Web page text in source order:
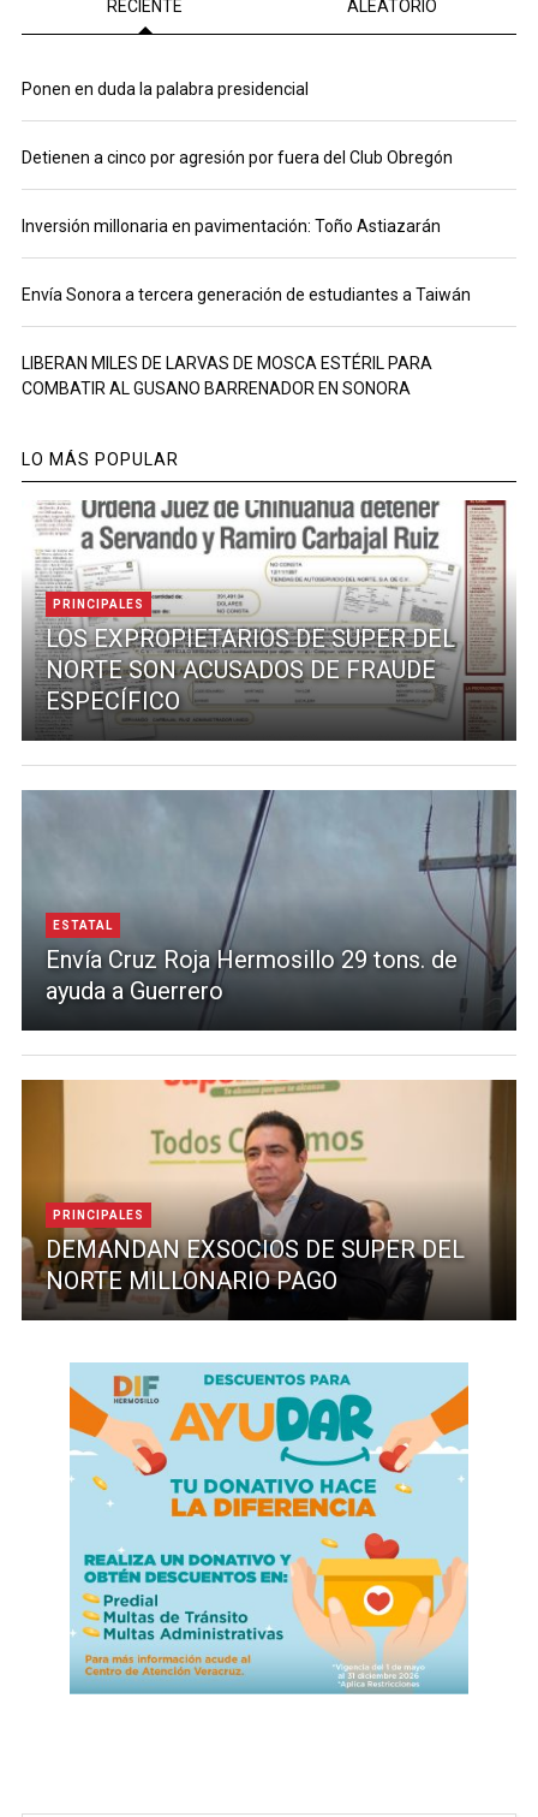
RECIENTE ALEATORIO
Ponen en duda la palabra presidencial
Detienen a cinco por agresión por fuera del Club Obregón
Inversión millonaria en pavimentación: Toño Astiazarán
Envía Sonora a tercera generación de estudiantes a Taiwán
LIBERAN MILES DE LARVAS DE MOSCA ESTÉRIL PARA
COMBATIR AL GUSANO BARRENADOR EN SONORA
LO MÁS POPULAR
PRINCIPALES
LOS EXPROPIETARIOS DE SUPER DEL
NORTE SON ACUSADOS DE FRAUDE
ESPECÍFICO
ESTATAL
Envía Cruz Roja Hermosillo 29 tons. de
ayuda a Guerrero
PRINCIPALES
DEMANDAN EXSOCIOS DE SUPER DEL
NORTE MILLONARIO PAGO